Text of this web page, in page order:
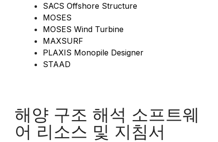
SACS Offshore Structure
MOSES
MOSES Wind Turbine
MAXSURF
PLAXIS Monopile Designer
STAAD
해양 구조 해석 소프트웨
어 리소스 및 지침서